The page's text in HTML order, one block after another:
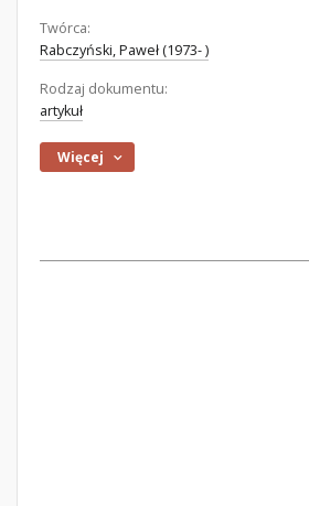
Twórca:
Rabczyński, Paweł (1973- )
Rodzaj dokumentu:
artykuł
Więcej